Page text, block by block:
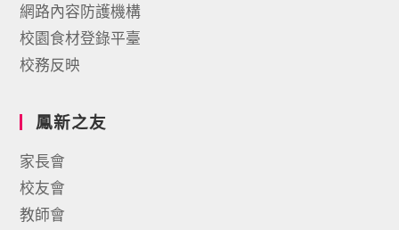
網路內容防護機構
校園食材登錄平臺
校務反映
鳳新之友
家長會
校友會
教師會